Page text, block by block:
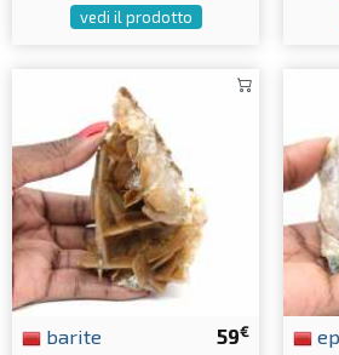
vedi il prodotto
59€
barite